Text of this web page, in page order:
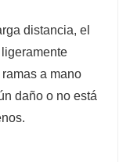
distancia, el
a mano
daño o no está